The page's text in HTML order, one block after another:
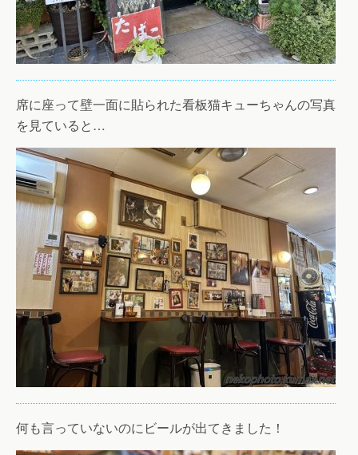
席に座って壁一面に貼られた看板猫キューちゃんの写真
を見ていると…
何も言っていないのにビールが出てきました！